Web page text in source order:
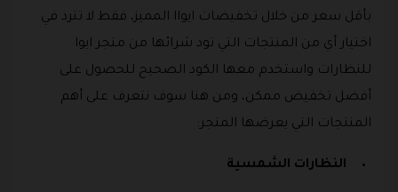
بأقل سعر من خلال تخفيضات ايواا المميز، فقط لا تترد في
اختيار أي من المنتجات التي تود شرائها من متجر ايوا
للنظارات واستخدم معها الكود الصحيح للحصول على
أفضل تخفيض ممكن، ومن هنا سوف نتعرف على أهم
المنتجات التي يعرضها المتجر:
النظارات الشمسية